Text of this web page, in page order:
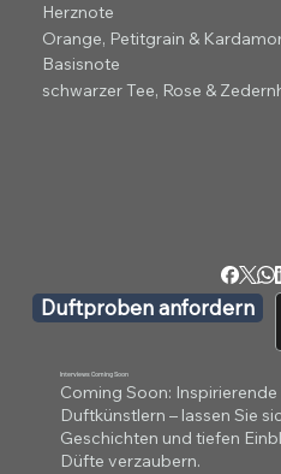
Herznote
Orange, Petitgrain &
Basisnote
schwarzer Tee, Rose &
Duftproben anfordern
Interviews Coming Soon
Coming Soon:
Duftkünstlern – lassen Sie
Geschichten und tiefen
Düfte verzaubern.